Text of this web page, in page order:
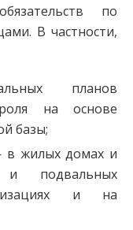
по
В частности,
планов
на основе
базы;
в жилых домах и
и подвальных
и на